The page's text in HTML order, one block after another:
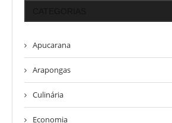
Apucarana
Arapongas
Culinária
Economia